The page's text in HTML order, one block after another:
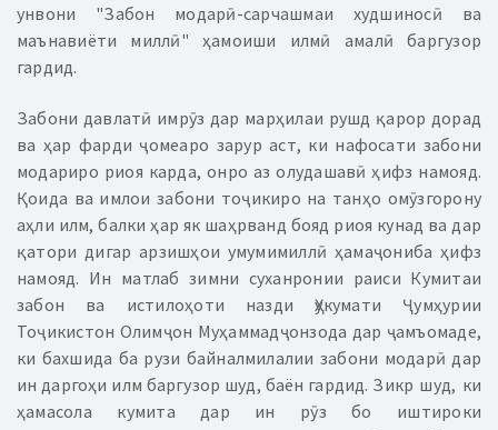
унвони "Забон модарӣ-сарчашмаи худшиносӣ ва
маънавиёти миллӣ" ҳамоиши илмӣ амалӣ баргузор
гардид.
Забони давлатӣ имрӯз дар марҳилаи рушд қарор дорад
ва ҳар фарди ҷомеаро зарур аст, ки нафосати забони
модариро риоя карда, онро аз олудашавӣ ҳифз намояд.
Қоида ва имлои забони тоҷикиро на танҳо омӯзгорону
аҳли илм, балки ҳар як шаҳрванд бояд риоя кунад ва дар
қатори дигар арзишҳои умумимиллӣ ҳамаҷониба ҳифз
намояд. Ин матлаб зимни суханронии раиси Кумитаи
забон ва истилоҳоти назди Ҳукумати Ҷумҳурии
Тоҷикистон Олимҷон Муҳаммадҷонзода дар ҷамъомаде,
ки бахшида ба рузи байналмилалии забони модарӣ дар
ин даргоҳи илм баргузор шуд, баён гардид. Зикр шуд, ки
ҳамасола кумита дар ин рӯз бо иштироки